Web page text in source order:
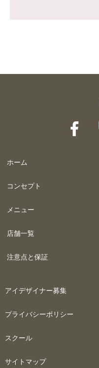
ホーム
コンセプト
メニュー
店舗一覧
注意点と保証
アイデザイナー募集
プライバシーポリシー
スクール
サイトマップ